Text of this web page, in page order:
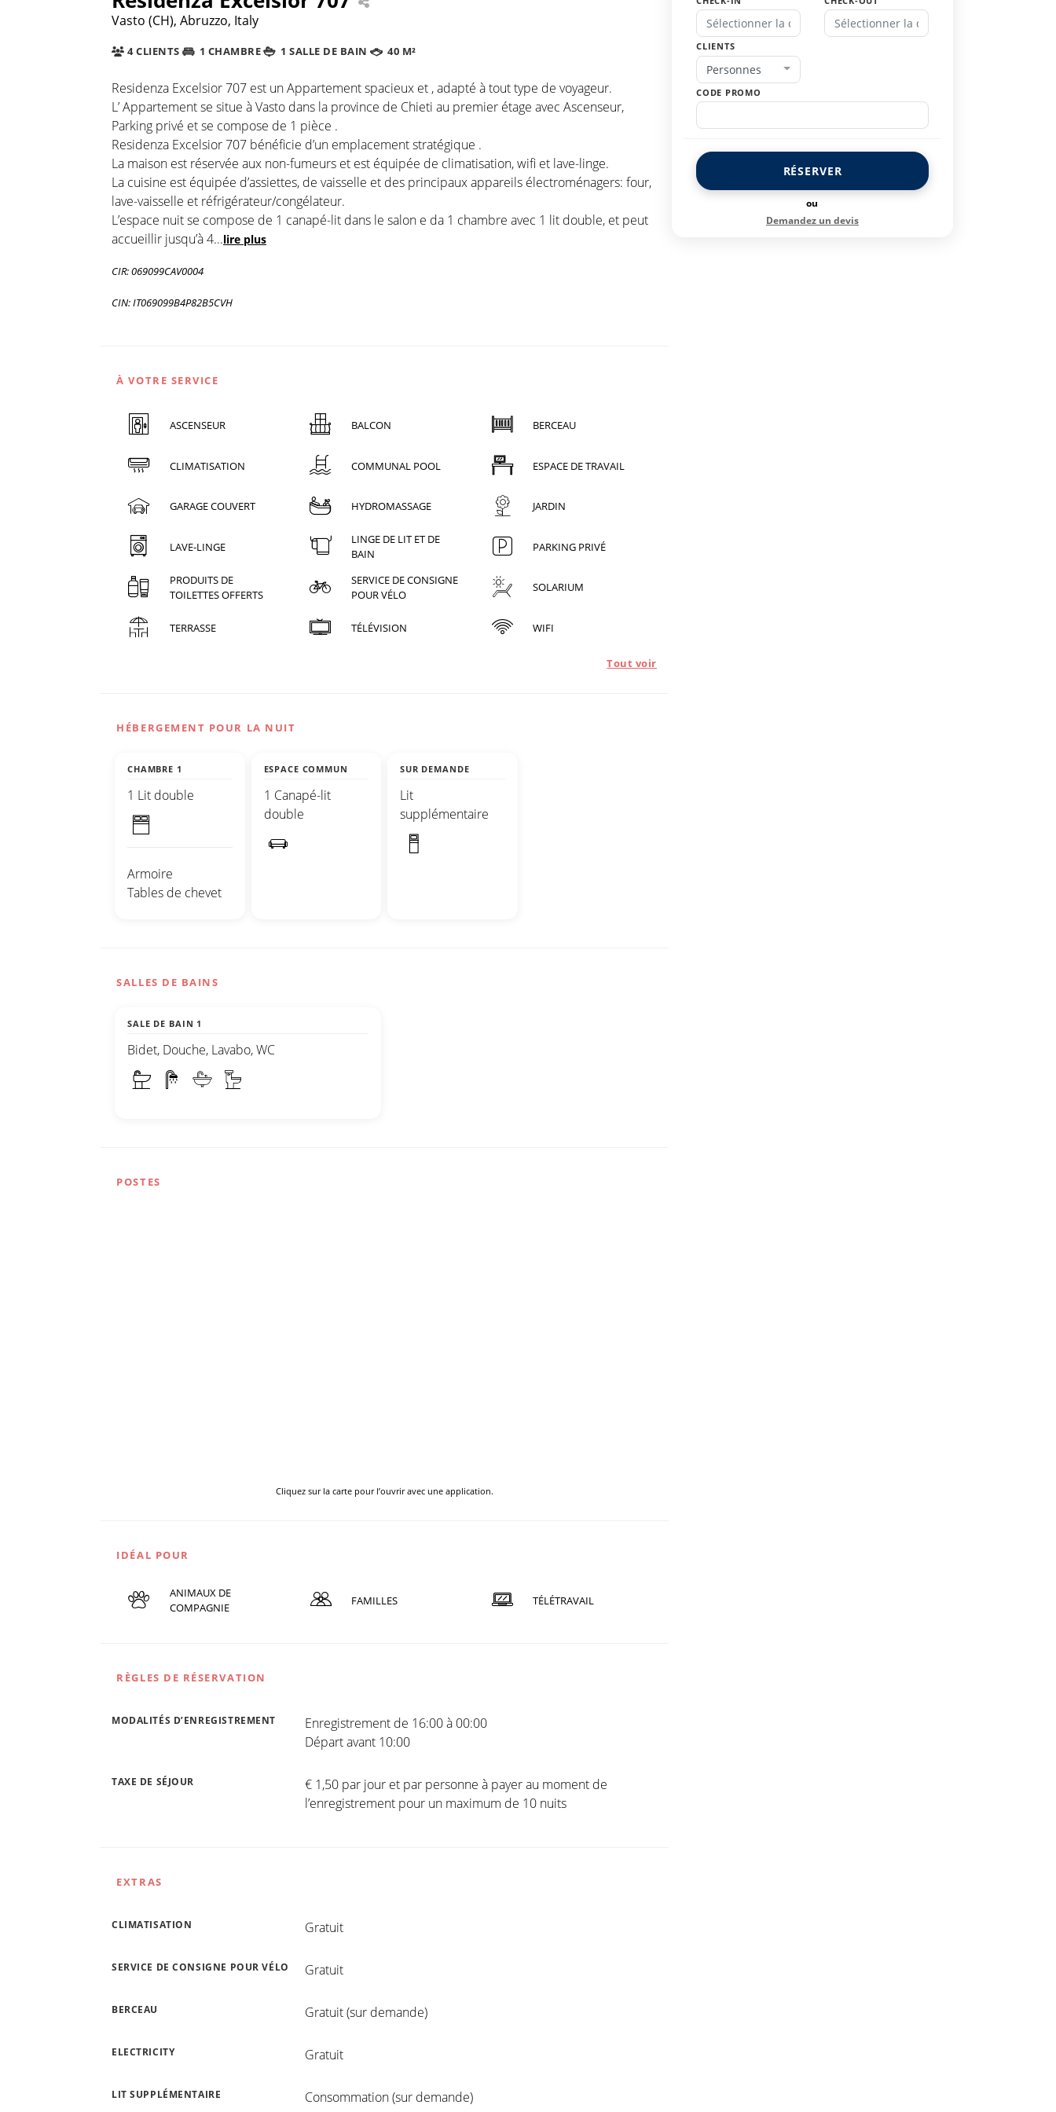
Vasto (CH), Abruzzo, Italy
4 CLIENTS 1 CHAMBRE 1 SALLE DE BAIN 40 M²
Residenza Excelsior 707 est un Appartement spacieux et , adapté à tout type de voyageur.
L’ Appartement se situe à Vasto dans la province de Chieti au premier étage avec Ascenseur,
Parking privé et se compose de 1 pièce .
Residenza Excelsior 707 bénéficie d’un emplacement stratégique .
La maison est réservée aux non-fumeurs et est équipée de climatisation, wifi et lave-linge.
La cuisine est équipée d’assiettes, de vaisselle et des principaux appareils électroménagers: four,
lave-vaisselle et réfrigérateur/congélateur.
L’espace nuit se compose de 1 canapé-lit dans le salon e da 1 chambre avec 1 lit double, et peut
accueillir jusqu’à 4...lire plus
CIR: 069099CAV0004
CIN: IT069099B4P82B5CVH
À VOTRE SERVICE
ASCENSEUR BALCON BERCEAU
CLIMATISATION COMMUNAL POOL ESPACE DE TRAVAIL
GARAGE COUVERT HYDROMASSAGE JARDIN
LAVE-LINGE
LINGE DE LIT ET DE
BAIN
PARKING PRIVÉ
PRODUITS DE
TOILETTES OFFERTS
SERVICE DE CONSIGNE
POUR VÉLO
SOLARIUM
TERRASSE TÉLÉVISION WIFI
Tout voir
HÉBERGEMENT POUR LA NUIT
CHAMBRE 1
1 Lit double
Armoire
Tables de chevet
ESPACE COMMUN
1 Canapé-lit
double
SUR DEMANDE
Lit
supplémentaire
SALLES DE BAINS
SALE DE BAIN 1
Bidet, Douche, Lavabo, WC
POSTES
Cliquez sur la carte pour l’ouvrir avec une application.
IDÉAL POUR
ANIMAUX DE
COMPAGNIE
FAMILLES TÉLÉTRAVAIL
RÈGLES DE RÉSERVATION
MODALITÉS D’ENREGISTREMENT
Enregistrement de 16:00 à 00:00
Départ avant 10:00
TAXE DE SÉJOUR
€ 1,50 par jour et par personne à payer au moment de
l’enregistrement pour un maximum de 10 nuits
EXTRAS
CLIMATISATION Gratuit
SERVICE DE CONSIGNE POUR VÉLO Gratuit
BERCEAU Gratuit (sur demande)
ELECTRICITY Gratuit
LIT SUPPLÉMENTAIRE Consommation (sur demande)
CLIENTS
Personnes
CODE PROMO
RÉSERVER
ou
Demandez un devis